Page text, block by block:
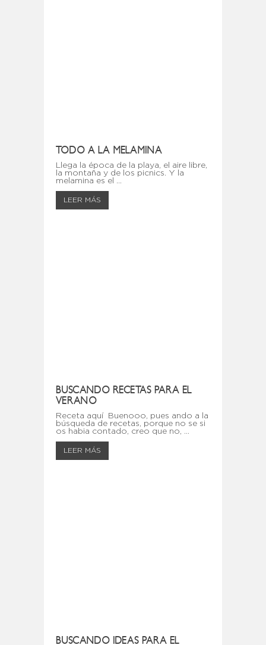
TODO A LA MELAMINA
Llega la época de la playa, el aire libre,
la montaña y de los picnics. Y la
melamina es el ...
LEER MÁS
BUSCANDO RECETAS PARA EL
VERANO
Receta aquí Buenooo, pues ando a la
búsqueda de recetas, porque no se si
os habia contado, creo que no, ...
LEER MÁS
BUSCANDO IDEAS PARA EL